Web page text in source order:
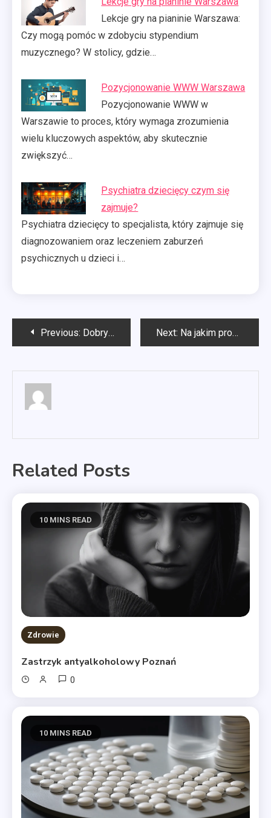
Lekcje gry na pianinie Warszawa:
Czy mogą pomóc w zdobyciu stypendium
muzycznego? W stolicy, gdzie…
Pozycjonowanie WWW Warszawa
Pozycjonowanie WWW w
Warszawie to proces, który wymaga zrozumienia
wielu kluczowych aspektów, aby skutecznie
zwiększyć…
Psychiatra dziecięcy czym się
zajmuje?
Psychiatra dziecięcy to specjalista, który zajmuje się
diagnozowaniem oraz leczeniem zaburzeń
psychicznych u dzieci i…
Nawigacja
Previous: Dobry psychoterapeuta w Gdyni Next: Na jakim programie prać pościel?
Related Posts
10 MINS READ
Zdrowie
Zastrzyk antyalkoholowy Poznań
0
10 MINS READ